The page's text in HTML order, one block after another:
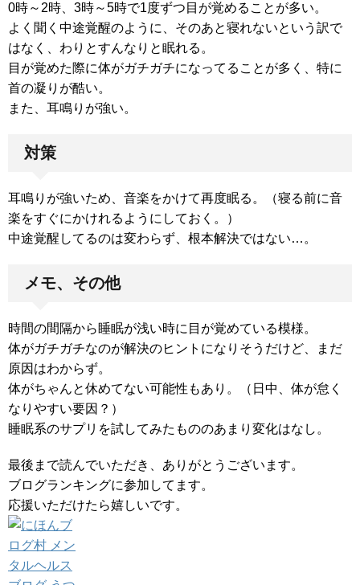
0時～2時、3時～5時で1度ずつ目が覚めることが多い。
よく聞く中途覚醒のように、そのあと寝れないという訳で
はなく、わりとすんなりと眠れる。
目が覚めた際に体がガチガチになってることが多く、特に
首の凝りが酷い。
また、耳鳴りが強い。
対策
耳鳴りが強いため、音楽をかけて再度眠る。（寝る前に音
楽をすぐにかけれるようにしておく。）
中途覚醒してるのは変わらず、根本解決ではない…。
メモ、その他
時間の間隔から睡眠が浅い時に目が覚めている模様。
体がガチガチなのが解決のヒントになりそうだけど、まだ
原因はわからず。
体がちゃんと休めてない可能性もあり。（日中、体が怠く
なりやすい要因？）
睡眠系のサプリを試してみたもののあまり変化はなし。
最後まで読んでいただき、ありがとうございます。
ブログランキングに参加してます。
応援いただけたら嬉しいです。